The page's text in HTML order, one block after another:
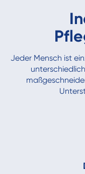
Jeder Mensch ist